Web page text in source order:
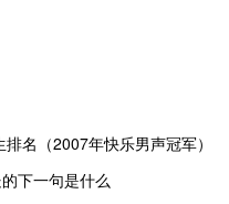
名（2007年快乐男声冠军）
下一句是什么